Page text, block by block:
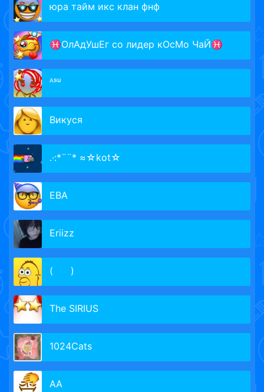
юра тайм икс клан фнф
♓ОлАдУшЕг со лидер кОсМо ЧаЙ♓
ᴬˢᵘ
Викуся
.·:*¨¨* ≈☆kot☆
ЕВА
Eriizz
(ﾠﾠ)
The SIRIUS
1024Cats
АА